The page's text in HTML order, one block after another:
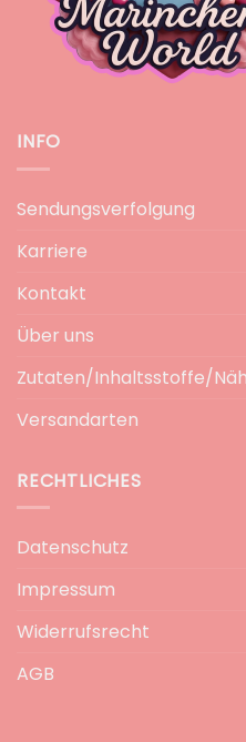
INFO
Sendungsverfolgung
Karriere
Kontakt
Über uns
Zutaten/Inhaltsstoffe/
Versandarten
RECHTLICHES
Datenschutz
Impressum
Widerrufsrecht
AGB